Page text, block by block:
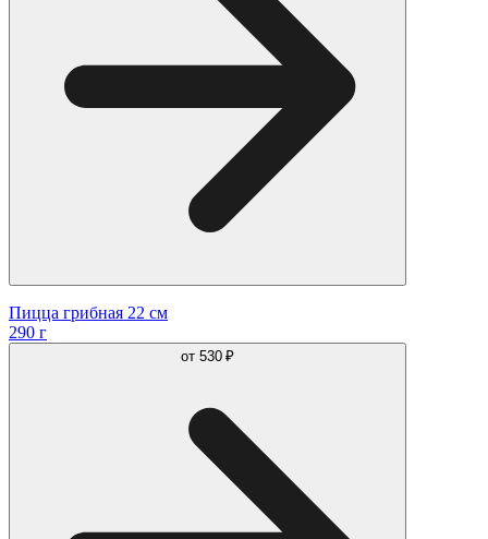
Пицца грибная 22 см
290 г
от 530 ₽